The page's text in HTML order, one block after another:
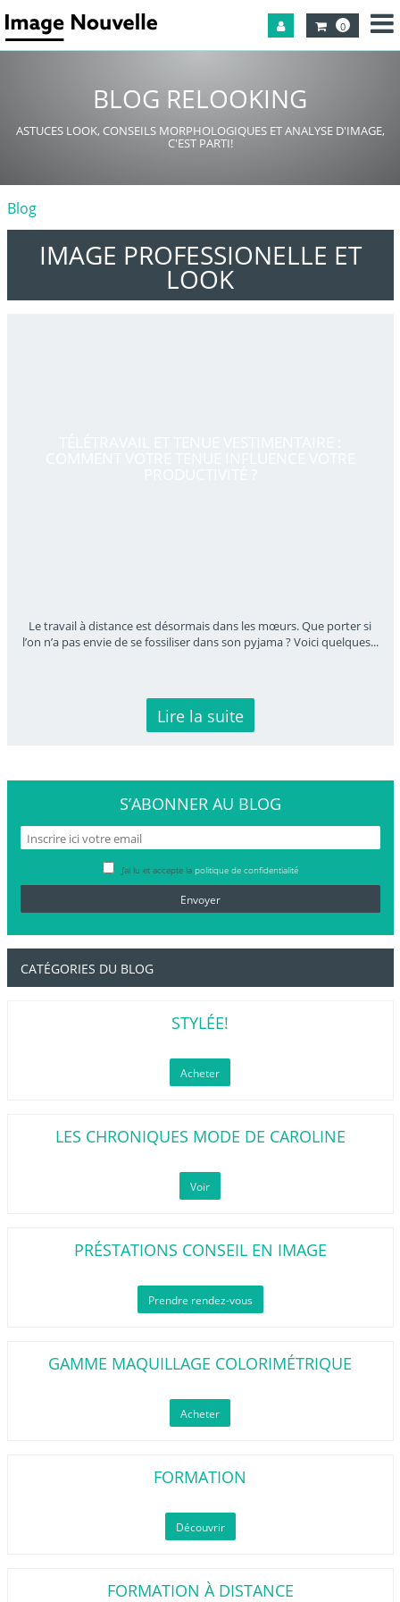
0
BLOG RELOOKING
ASTUCES LOOK, CONSEILS MORPHOLOGIQUES ET ANALYSE D'IMAGE,
C'EST PARTI!
Blog
IMAGE PROFESSIONELLE ET
LOOK
Le travail à distance est désormais dans les mœurs. Que porter si
l’on n’a pas envie de se fossiliser dans son pyjama ? Voici quelques...
Lire la suite
S’ABONNER AU BLOG
J’ai lu et accepte la politique de confidentialité
CATÉGORIES DU BLOG
STYLÉE!
Acheter
LES CHRONIQUES MODE DE CAROLINE
Voir
PRÉSTATIONS CONSEIL EN IMAGE
Prendre rendez-vous
GAMME MAQUILLAGE COLORIMÉTRIQUE
Acheter
FORMATION
Découvrir
FORMATION À DISTANCE